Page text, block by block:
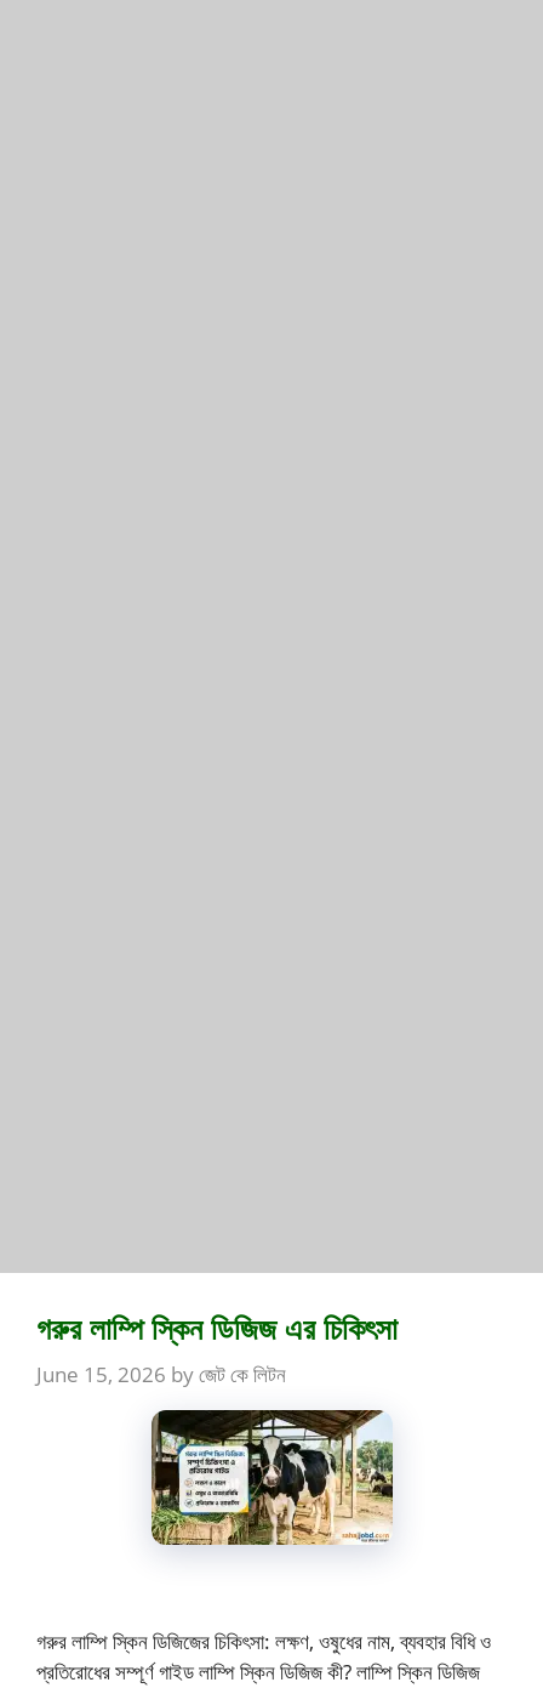
গরুর লাম্পি স্কিন ডিজিজ এর চিকিৎসা
June 15, 2026 byজেট কে লিটন
গরুর লাম্পি স্কিন ডিজিজের চিকিৎসা: লক্ষণ, ওষুধের নাম, ব্যবহার বিধি ও
প্রতিরোধের সম্পূর্ণ গাইড লাম্পি স্কিন ডিজিজ কী? লাম্পি স্কিন ডিজিজ